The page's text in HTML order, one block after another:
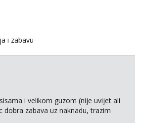
i zabavu
i velikom guzom (nije uvijet ali
zabava uz naknadu, trazim